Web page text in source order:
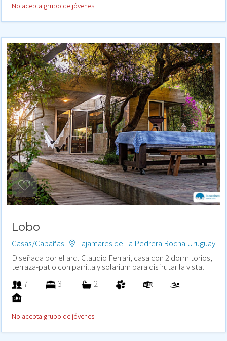
No acepta grupo de jóvenes
Lobo
Casas/Cabañas -
Tajamares de La Pedrera Rocha Uruguay
Diseñada por el arq. Claudio Ferrari, casa con 2 dormitorios,
terraza-patio con parrilla y solarium para disfrutar la vista.
7 3 2
No acepta grupo de jóvenes